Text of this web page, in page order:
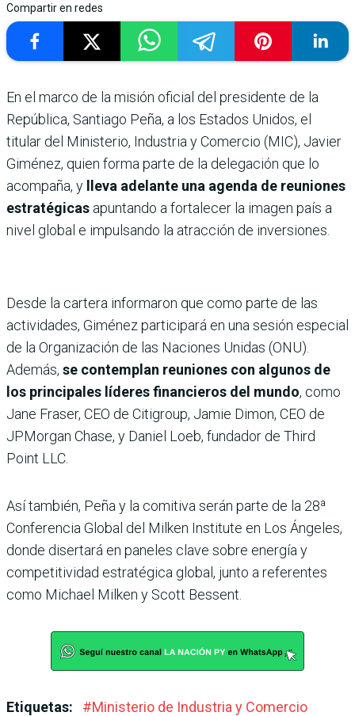
Compartir en redes
En el marco de la misión oficial del presidente de la
República, Santiago Peña, a los Estados Unidos, el
titular del Ministerio, Industria y Comercio (MIC), Javier
Giménez, quien forma parte de la delegación que lo
acompaña, y lleva adelante una agenda de reuniones
estratégicas apuntando a fortalecer la imagen país a
nivel global e impulsando la atracción de inversiones.
Desde la cartera informaron que como parte de las
actividades, Giménez participará en una sesión especial
de la Organización de las Naciones Unidas (ONU).
Además, se contemplan reuniones con algunos de
los principales líderes financieros del mundo, como
Jane Fraser, CEO de Citigroup, Jamie Dimon, CEO de
JPMorgan Chase, y Daniel Loeb, fundador de Third
Point LLC.
Así también, Peña y la comitiva serán parte de la 28ª
Conferencia Global del Milken Institute en Los Ángeles,
donde disertará en paneles clave sobre energía y
competitividad estratégica global, junto a referentes
como Michael Milken y Scott Bessent.
Etiquetas: #Ministerio de Industria y Comercio